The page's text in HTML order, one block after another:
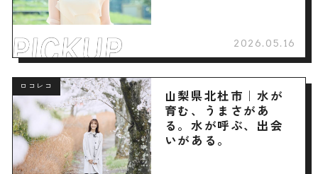
2026.05.16
ロコレコ
山梨県北杜市｜水が
育む、うまさがあ
る。水が呼ぶ、出会
いがある。